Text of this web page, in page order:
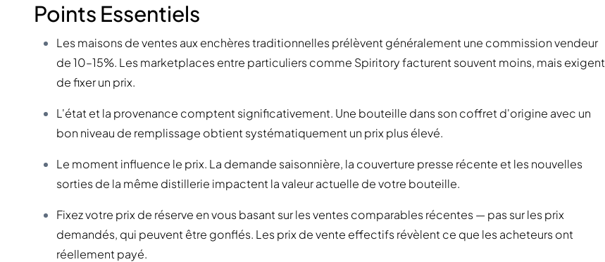
Moins de 50€
100-200€
200-500€
Prochaines Sorties
Collections
Favoris des Clients
Rare & de Collection
Éditions Limitées
Distillerie Fermée
Whisky Fumé
Whisky Doux
Clase Azul
Diplomatico
Mangabeiras
Hennessy
Monkey 47
Remy Martin
Points Essentiels
Les maisons de ventes aux enchères traditionnelles prélèvent généralement une commission vendeur
de 10–15%. Les marketplaces entre particuliers comme Spiritory facturent souvent moins, mais exigent
de fixer un prix.
L'état et la provenance comptent significativement. Une bouteille dans son coffret d'origine avec un
bon niveau de remplissage obtient systématiquement un prix plus élevé.
Le moment influence le prix. La demande saisonnière, la couverture presse récente et les nouvelles
sorties de la même distillerie impactent la valeur actuelle de votre bouteille.
Fixez votre prix de réserve en vous basant sur les ventes comparables récentes — pas sur les prix
demandés, qui peuvent être gonflés. Les prix de vente effectifs révèlent ce que les acheteurs ont
réellement payé.